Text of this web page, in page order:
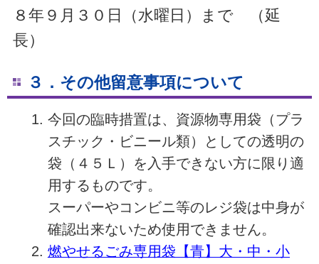
８年９月３０日（水曜日）まで （延
長）
３．その他留意事項について
今回の臨時措置は、資源物専用袋（プラ
スチック・ビニール類）としての透明の
袋（４５Ｌ）を入手できない方に限り適
用するものです。
スーパーやコンビニ等のレジ袋は中身が
確認出来ないため使用できません。
燃やせるごみ専用袋【青】大・中・小